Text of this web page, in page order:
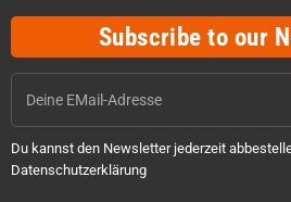
Subscribe to our
Du kannst den Newsletter jederzeit
Datenschutzerklärung